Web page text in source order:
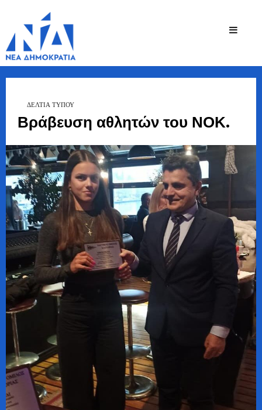
Ζήσης
Bουλευτής Ν.
Βράβευση αθλητών του ΝΟΚ.
ΔΕΛΤΙΑ ΤΥΠΟΥ